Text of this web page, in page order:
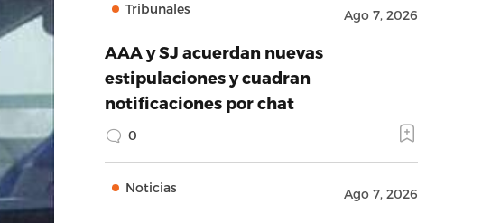
Tribunales Ago 7, 2026
AAA y SJ acuerdan nuevas
estipulaciones y cuadran
notificaciones por chat
0
Noticias Ago 7, 2026